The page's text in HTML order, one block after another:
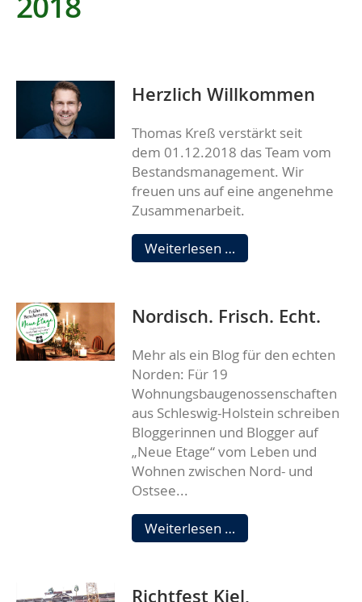
Herzlich Willkommen
Thomas Kreß verstärkt seit
dem 01.12.2018 das Team vom
Bestandsmanagement. Wir
freuen uns auf eine angenehme
Zusammenarbeit.
Weiterlesen … Herzlich
Willkommen
Nordisch. Frisch. Echt.
Mehr als ein Blog für den echten
Norden: Für 19
Wohnungsbaugenossenschaften
aus Schleswig-Holstein schreiben
Bloggerinnen und Blogger auf
„Neue Etage“ vom Leben und
Wohnen zwischen Nord- und
Ostsee...
Weiterlesen … Nordisch.
Frisch.
Richtfest Kiel,